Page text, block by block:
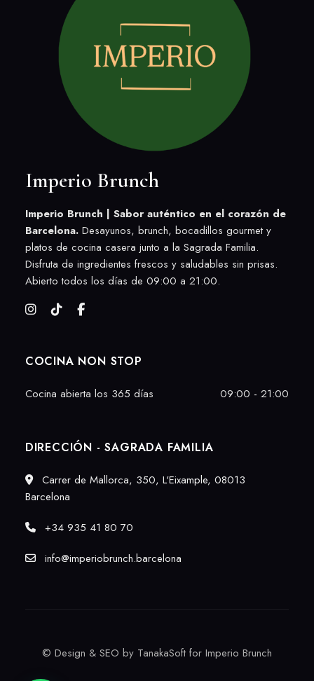
Imperio Brunch
Imperio Brunch | Sabor auténtico en el corazón de
Barcelona.Desayunos, brunch, bocadillos gourmet y
platos de cocina casera junto a la Sagrada Familia.
Disfruta de ingredientes frescos y saludables sin prisas.
Abierto todos los días de 09:00 a 21:00.
COCINA NON STOP
Cocina abierta los 365 días 09:00 - 21:00
DIRECCIÓN - SAGRADA FAMILIA
Carrer de Mallorca, 350, L'Eixample, 08013
Barcelona
+34 935 41 80 70
info@imperiobrunch.barcelona
© Design & SEO by TanakaSoft for Imperio Brunch